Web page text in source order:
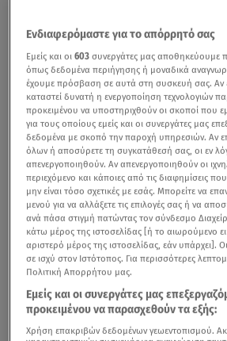
Ενδιαφερόμαστε για το απόρρητό σας
Εμείς και οι603 συνεργάτες μας αποθηκεύουμε
όπως δεδομένα περιήγησης ή μοναδικά
έχουμε πρόσβαση σε αυτά στη συσκευή σας. Αν
καταστεί δυνατή η ενεργοποίηση τεχνολογιών
προκειμένου να υποστηριχθούν οι σκοποί που
για τους οποίους εμείς και οι συνεργάτες μας
δεδομένα με σκοπό την παροχή υπηρεσιών. Αν
όλων ή αποσύρετε τη συγκατάθεσή σας, οι εν
απενεργοποιηθούν. Αν απενεργοποιηθούν οι
περιεχόμενο και κάποιες από τις διαφημίσεις
μην είναι τόσο σχετικές με εσάς. Μπορείτε να
μενού για να αλλάξετε τις επιλογές σας ή να
ανά πάσα στιγμή πατώντας τον σύνδεσμο
κάτω μέρος της ιστοσελίδας [ή το αιωρούμενο
αριστερό μέρος της ιστοσελίδας, εάν υπάρχει].
σε ισχύ στον Ιστότοπος. Για περισσότερες
Πολιτική Απορρήτου μας.
Εμείς και οι συνεργάτες μας
προκειμένου να παρασχεθούν τα εξής:
Χρήση επακριβών δεδομένων γεωεντοπισμού.